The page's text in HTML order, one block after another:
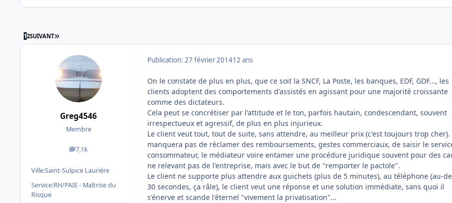
12SUIVANT DERNIÈRE PAGE
Greg4546
Membre
7,1k
messages
Ville:Saint-Sulpice Laurière
Service:RH/PAIE - Maîtrise du
Risque
Publication: 27 février 201412 ans
On le constate de plus en plus, que ce soit la SNCF, La Poste, les banques, EDF, GDF..., les
clients adoptent des comportements d'assistés en agissant pour une majorité croissante
comme des dictateurs.
Cela peut se concrétiser par l'attitude et le ton, parfois hautain, condescendant, souvent
irrespectueux et agressif, de plus en plus injurieux.
Le client veut tout, tout de suite, sans attendre, au meilleur prix (c'est toujours trop
manquera pas de réclamer des remboursements, gestes commerciaux, de saisir le
consommateur, le médiateur voire entamer une procédure juridique souvent pour des
ne relevant pas de l'entreprise, mais avec le but de "remporter le pactole".
Le client ne supporte plus attendre aux guichets (plus de 5 minutes), au téléphone (au-
30 secondes, ça râle), le client veut une réponse et une solution immédiate, sans quoi il
s'énerve et scande l'éternel "vivement la privatisation"...